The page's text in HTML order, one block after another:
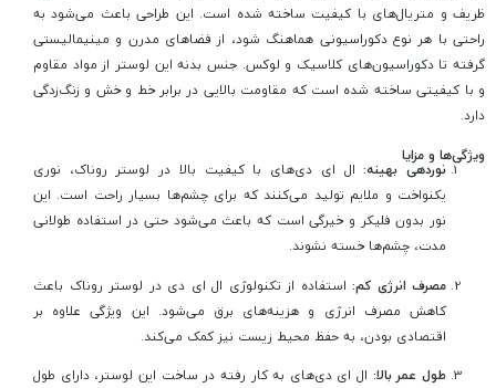
ظریف و متریال‌های با کیفیت ساخته شده است. این طراحی باعث می‌شود به
راحتی با هر نوع دکوراسیونی هماهنگ شود، از فضاهای مدرن و مینیمالیستی
گرفته تا دکوراسیون‌های کلاسیک و لوکس. جنس بدنه این لوستر از مواد مقاوم
و با کیفیتی ساخته شده است که مقاومت بالایی در برابر خط و خش و زنگ‌زدگی
دارد.
ویژگی‌ها و مزایا
نوردهی بهینه: ال ای دی‌های با کیفیت بالا در لوستر روناک، نوری
یکنواخت و ملایم تولید می‌کنند که برای چشم‌ها بسیار راحت است. این
نور بدون فلیکر و خیرگی است که باعث می‌شود حتی در استفاده طولانی
مدت، چشم‌ها خسته نشوند.
مصرف انرژی کم: استفاده از تکنولوژی ال ای دی در لوستر روناک باعث
کاهش مصرف انرژی و هزینه‌های برق می‌شود. این ویژگی علاوه بر
اقتصادی بودن، به حفظ محیط زیست نیز کمک می‌کند.
طول عمر بالا: ال ای دی‌های به کار رفته در ساخت این لوستر، دارای طول